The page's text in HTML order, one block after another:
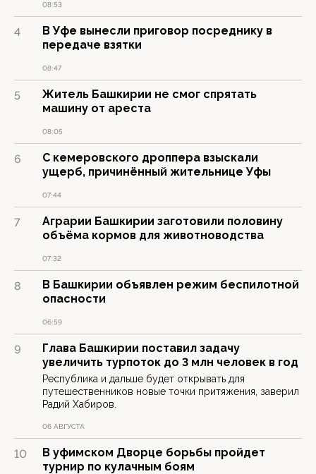
08:53
4
В Уфе вынесли приговор посреднику в
передаче взятки
08:47
5
Житель Башкирии не смог спрятать
машину от ареста
08:05
6
С кемеровского дроппера взыскали
ущерб, причинённый жительнице Уфы
07:44
7
Аграрии Башкирии заготовили половину
объёма кормов для животноводства
07:32
8
В Башкирии объявлен режим беспилотной
опасности
06:59
9
Глава Башкирии поставил задачу
увеличить турпоток до 3 млн человек в год
Республика и дальше будет открывать для
путешественников новые точки притяжения, заверил
Радий Хабиров.
06 АВГУСТА
10
В уфимском Дворце борьбы пройдет
турнир по кулачным боям